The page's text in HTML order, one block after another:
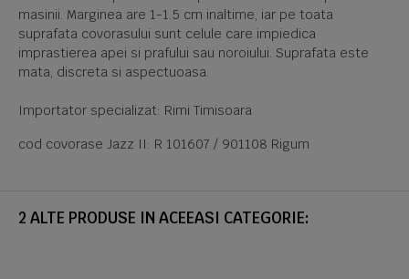
masinii. Marginea are 1-1.5 cm inaltime, iar pe toata
suprafata covorasului sunt celule care impiedica
imprastierea apei si prafului sau noroiului. Suprafata este
mata, discreta si aspectuoasa.
Importator specializat: Rimi Timisoara
cod covorase Jazz II: R 101607 / 901108 Rigum
2 ALTE PRODUSE IN ACEEASI CATEGORIE: